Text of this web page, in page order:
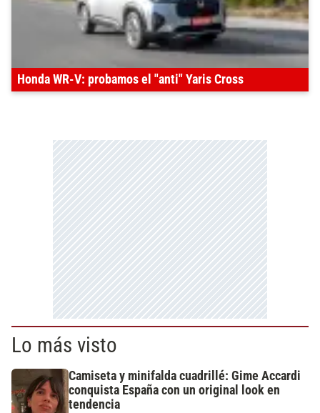
Honda WR-V: probamos el "anti" Yaris Cross
Lo más visto
Camiseta y minifalda cuadrillé: Gime Accardi
conquista España con un original look en
tendencia